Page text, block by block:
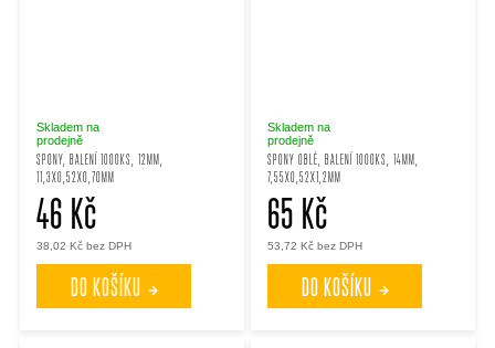
SPONY, BALENÍ 1000KS, 12MM,
11,3X0,52X0,70MM
Skladem na
prodejně
38,02 Kč bez DPH
46 Kč
DO KOŠÍKU
SPONY OBLÉ, BALENÍ 1000KS, 14MM,
7,55X0,52X1,2MM
Skladem na
prodejně
53,72 Kč bez DPH
65 Kč
DO KOŠÍKU